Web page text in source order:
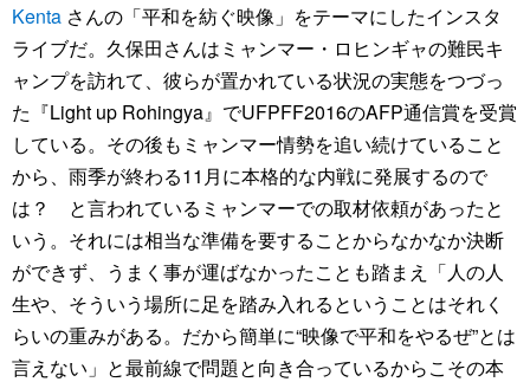
Kenta さんの「平和を紡ぐ映像」をテーマにしたインスタ
ライブだ。久保田さんはミャンマー・ロヒンギャの難民キ
ャンプを訪れて、彼らが置かれている状況の実態をつづっ
た『Light up Rohingya』でUFPFF2016のAFP通信賞を受賞
している。その後もミャンマー情勢を追い続けていること
から、雨季が終わる11月に本格的な内戦に発展するので
は？ と言われているミャンマーでの取材依頼があったと
いう。それには相当な準備を要することからなかなか決断
ができず、うまく事が運ばなかったことも踏まえ「人の人
生や、そういう場所に足を踏み入れるということはそれく
らいの重みがある。だから簡単に“映像で平和をやるぜ”とは
言えない」と最前線で問題と向き合っているからこその本